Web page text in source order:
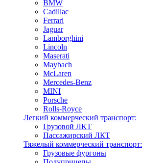
BMW
Cadillac
Ferrari
Jaguar
Lamborghini
Lincoln
Maserati
Maybach
McLaren
Mercedes-Benz
MINI
Porsche
Rolls-Royce
Легкий коммерческий транспорт:
Грузовой ЛКТ
Пассажирский ЛКТ
Тяжелый коммерческий транспорт:
Грузовые фургоны